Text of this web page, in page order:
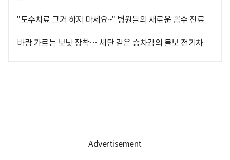
"도수치료 그거 하지 마세요~" 병원들의 새로운 꼼수 진료
바람 가르는 보닛 장착… 세단 같은 승차감의 볼보 전기차